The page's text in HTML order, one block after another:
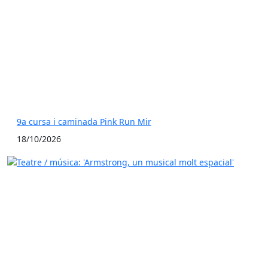
9a cursa i caminada Pink Run Mir
18/10/2026